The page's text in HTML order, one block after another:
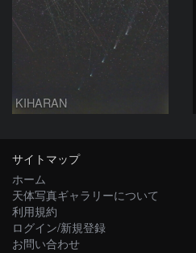
KIHARAN
サイトマップ
ホーム
天体写真ギャラリーについて
利用規約
ログイン/新規登録
お問い合わせ